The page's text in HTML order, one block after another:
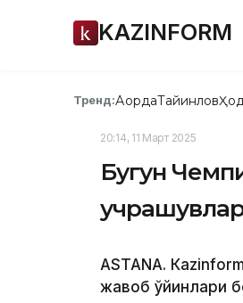
KAZINFORM
Тренд:АқордаТайинлов
20:14, 11 Март 2025
Бугун
ASTANА.
жавоб ўйинлари